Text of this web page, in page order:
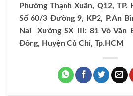
Phường Thạnh Xuân, Q12, TP.
Số 60/3 Đường 9, KP2, P.An
Nai
Xưởng SX III: 81 Võ Văn
Đông, Huyện Củ Chi, Tp.HCM